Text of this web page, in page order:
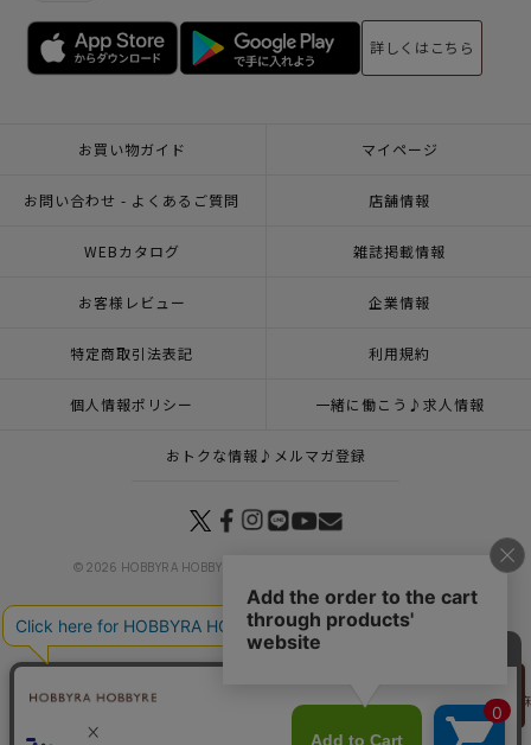
フェア
詳しくはこちら
お買い物ガイド マイページ
お問い合わせ - よくあるご質問 店舗情報
WEBカタログ 雑誌掲載情報
お客様レビュー 企業情報
特定商取引法表記 利用規約
個人情報ポリシー 一緒に働こう♪求人情報
おトクな情報♪メルマガ登録
© 2026 HOBBYRA HOBBYRE CORPORATION ALL Rights Reserved
トップページ
カテゴリー 今月の刺し子(1月25日・2月10日発売)
刺し子 変わり
トップページ